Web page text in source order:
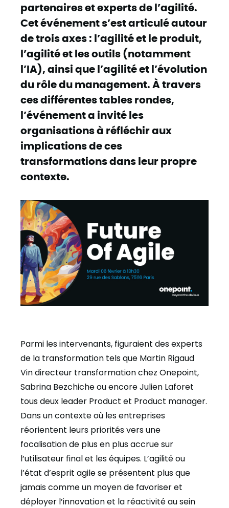
partenaires et experts de l’agilité.
Cet événement s’est articulé autour
de trois axes : l’agilité et le produit,
l’agilité et les outils (notamment
l’IA), ainsi que l’agilité et l’évolution
du rôle du management. À travers
ces différentes tables rondes,
l’événement a invité les
organisations à réfléchir aux
implications de ces
transformations dans leur propre
contexte.
Parmi les intervenants, figuraient des experts
de la transformation tels que Martin Rigaud
Vin directeur transformation chez Onepoint,
Sabrina Bezchiche ou encore Julien Laforet
tous deux leader Product et Product manager.
Dans un contexte où les entreprises
réorientent leurs priorités vers une
focalisation de plus en plus accrue sur
l’utilisateur final et les équipes. L’agilité ou
l’état d’esprit agile se présentent plus que
jamais comme un moyen de favoriser et
déployer l’innovation et la réactivité au sein